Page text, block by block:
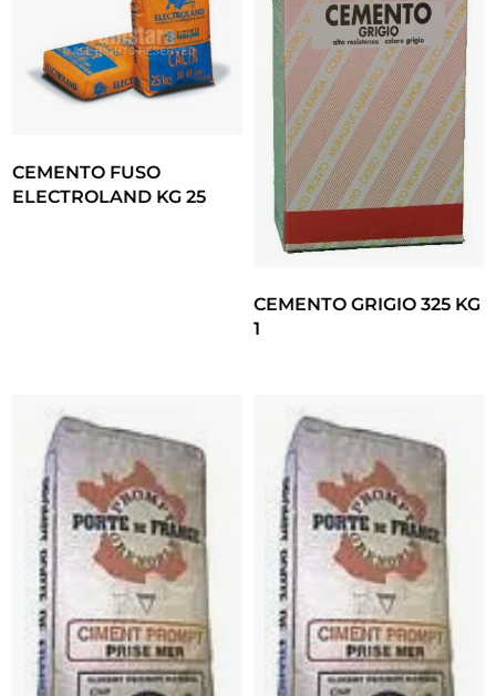
CEMENTO FUSO
ELECTROLAND KG 25
CEMENTO GRIGIO 325 KG
1